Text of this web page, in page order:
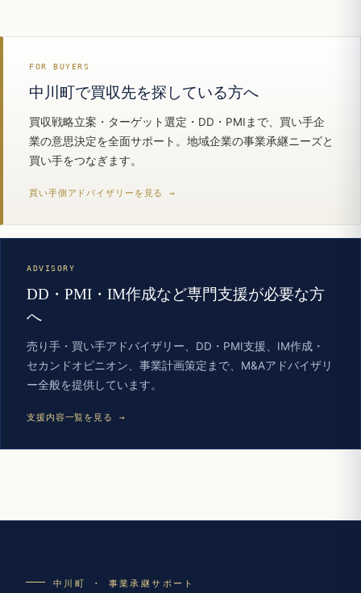
FOR BUYERS
中川町で買収先を探している方へ
買収戦略立案・ターゲット選定・DD・PMIまで、買い手企
業の意思決定を全面サポート。地域企業の事業承継ニーズと
買い手をつなぎます。
買い手側アドバイザリーを見る →
ADVISORY
DD・PMI・IM作成など専門支援が必要な方
へ
売り手・買い手アドバイザリー、DD・PMI支援、IM作成・
セカンドオピニオン、事業計画策定まで、M&Aアドバイザリ
ー全般を提供しています。
支援内容一覧を見る →
中川町 · 事業承継サポート